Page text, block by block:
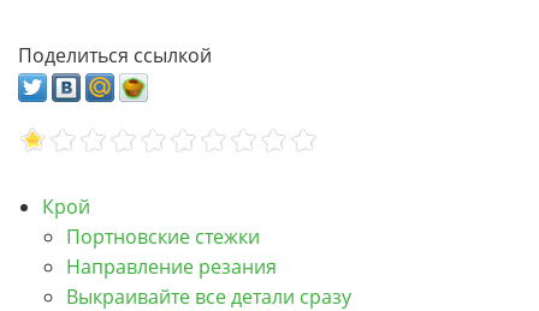
Поделиться ссылкой
Крой
Портновские стежки
Направление резания
Выкраивайте все детали сразу